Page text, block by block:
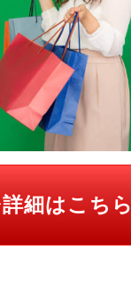
細はこちら